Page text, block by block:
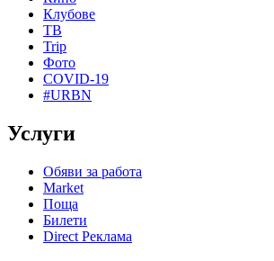
Клубове
ТВ
Trip
Фото
COVID-19
#URBN
Услуги
Обяви за работа
Market
Поща
Билети
Direct Реклама